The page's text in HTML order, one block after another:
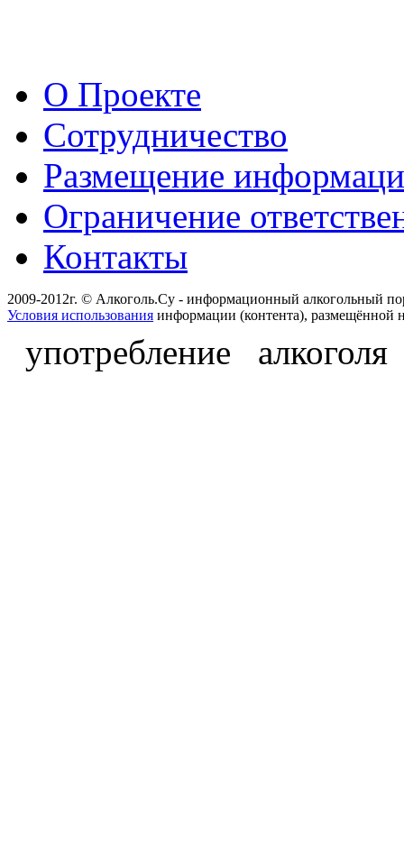
О Проекте
Сотрудничество
Размещение
Ограничение
Контакты
2009-2012г. © Алкоголь.Су - информационный алкогольный
Условия использования информации (контента), размещённой
употребление